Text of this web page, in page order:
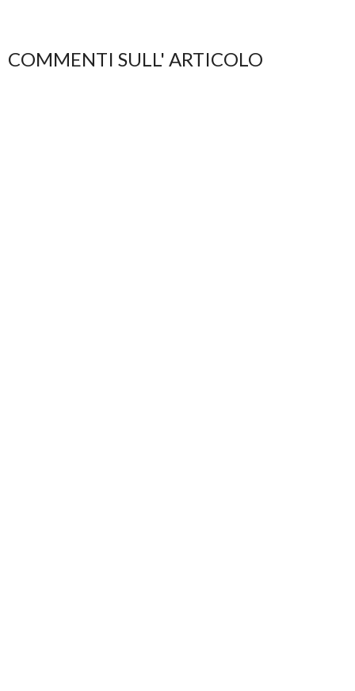
COMMENTI SULL' ARTICOLO